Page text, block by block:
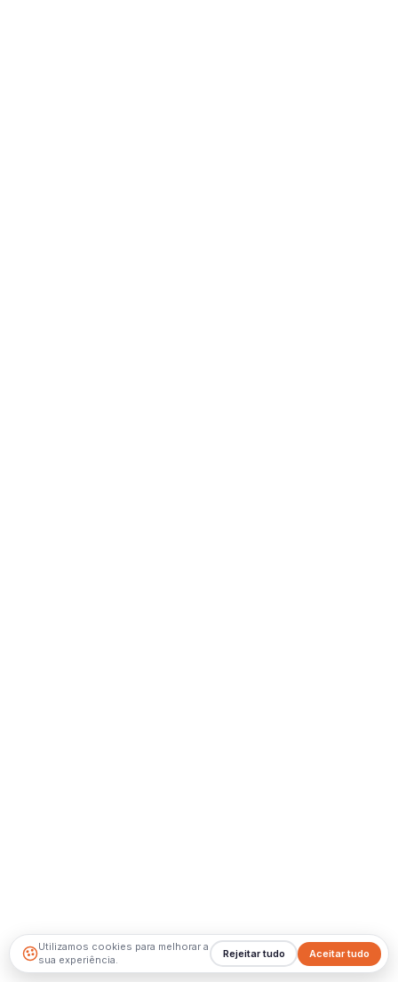
Utilizamos cookies para melhorar a
sua experiência.
Aceitar tudo
Rejeitar tudo